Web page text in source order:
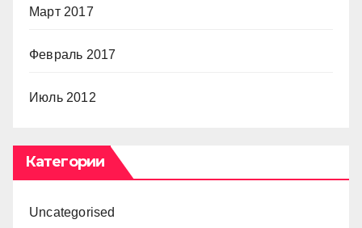
Март 2017
Февраль 2017
Июль 2012
Категории
Uncategorised